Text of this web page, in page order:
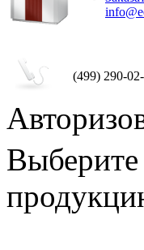
(499) 290-
Выберите